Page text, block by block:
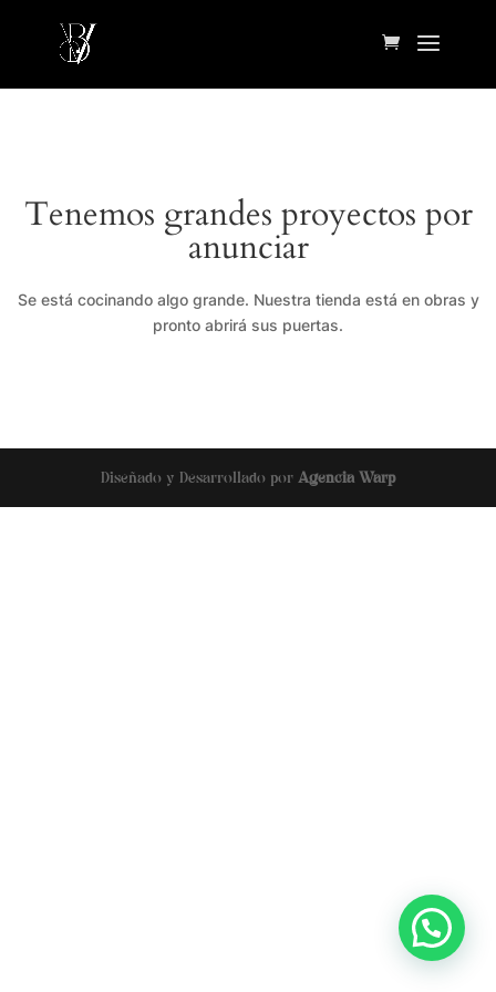
Tenemos grandes proyectos por
anunciar
Se está cocinando algo grande. Nuestra tienda está en obras y
pronto abrirá sus puertas.
Diseñado y Desarrollado por Agencia Warp